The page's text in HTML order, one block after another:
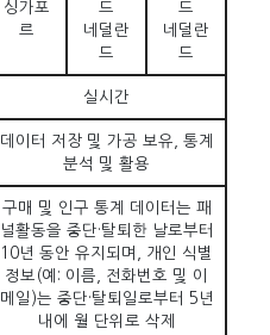
싱가포
르
드
네덜란
드
드
네덜란
드
실시간
데이터 저장 및 가공 보유, 통계
분석 및 활용
구매 및 인구 통계 데이터는 패
널활동을 중단·탈퇴한 날로부터
10년 동안 유지되며, 개인 식별
정보(예: 이름, 전화번호 및 이
메일)는 중단·탈퇴일로부터 5년
내에 월 단위로 삭제